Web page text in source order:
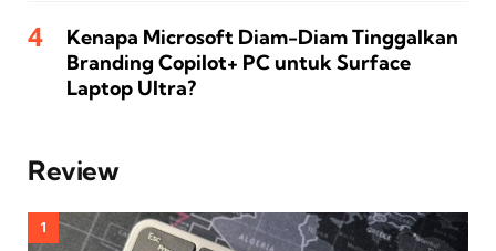
Kenapa Microsoft Diam-Diam Tinggalkan
Branding Copilot+ PC untuk Surface
Laptop Ultra?
Review